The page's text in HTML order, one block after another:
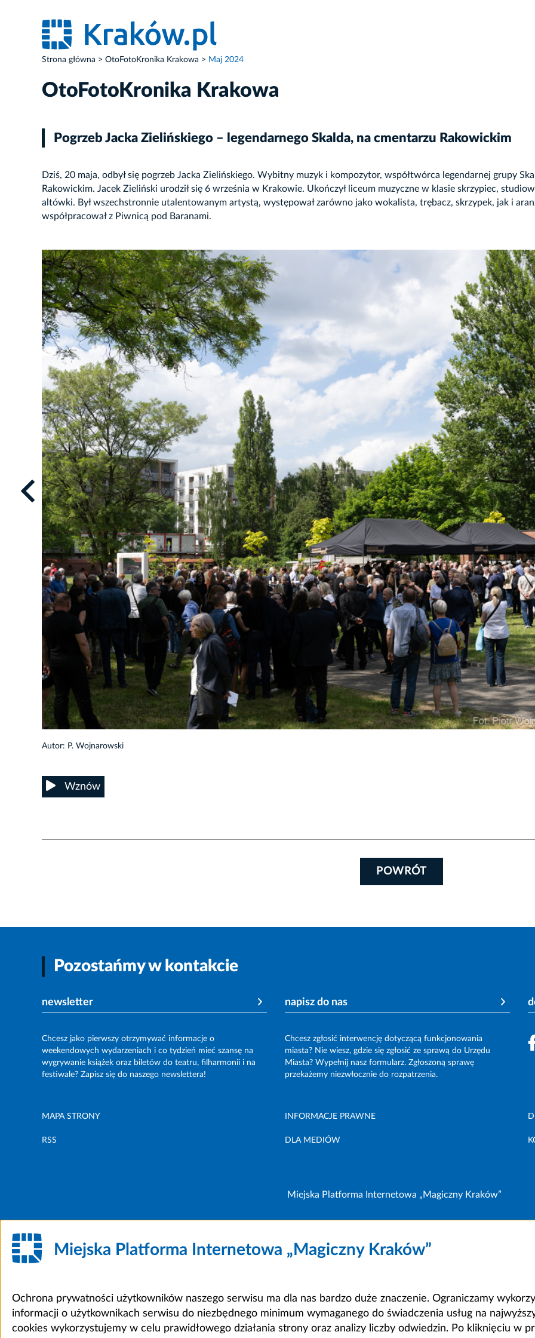
Strona główna OtoFotoKronika Krakowa Maj 2024
OtoFotoKronika Krakowa
Pogrzeb Jacka Zielińskiego – legendarnego Skalda, na cmentarzu Rakowickim
Dziś, 20 maja, odbył się pogrzeb Jacka Zielińskiego. Wybitny muzyk i kompozytor, współtwórca legendarnej grupy
Rakowickim. Jacek Zieliński urodził się 6 września w Krakowie. Ukończył liceum muzyczne w klasie skrzypiec,
altówki. Był wszechstronnie utalentowanym artystą, występował zarówno jako wokalista, trębacz, skrzypek, jak i
współpracował z Piwnicą pod Baranami.
Autor: P. Wojnarowski
Wznów
POWRÓT
Pozostańmy w kontakcie
newsletter
Chcesz jako pierwszy otrzymywać informacje o
weekendowych wydarzeniach i co tydzień mieć szansę na
wygrywanie książek oraz biletów do teatru, filharmonii i na
festiwale? Zapisz się do naszego newslettera!
napisz do nas
Chcesz zgłosić interwencję dotyczącą funkcjonowania
miasta? Nie wiesz, gdzie się zgłosić ze sprawą do Urzędu
Miasta? Wypełnij nasz formularz. Zgłoszoną sprawę
przekażemy niezwłocznie do rozpatrzenia.
MAPA STRONY INFORMACJE PRAWNE
RSS DLA MEDIÓW
Miejska Platforma Internetowa „Magiczny Kraków”
Miejska Platforma Internetowa „Magiczny Kraków”
Ochrona prywatności użytkowników naszego serwisu ma dla nas bardzo duże znaczenie. Ograniczamy
informacji o użytkownikach serwisu do niezbędnego minimum wymaganego do świadczenia usług na
cookies wykorzystujemy w celu prawidłowego działania strony oraz analizy liczby odwiedzin. Po kliknięciu w